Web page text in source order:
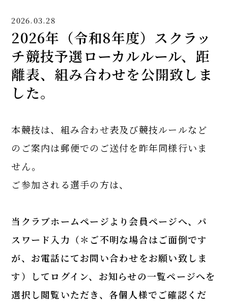
2026.03.28
2026年（令和8年度）スクラッ
チ競技予選ローカルルール、距
離表、組み合わせを公開致しま
した。
本競技は、組み合わせ表及び競技ルールなど
のご案内は郵便でのご送付を昨年同様行いま
せん。
ご参加される選手の方は、
当クラブホームページより会員ページへ、パ
スワード入力（＊ご不明な場合はご面倒です
が、お電話にてお問い合わせをお願い致しま
す）してログイン、お知らせの一覧ページへを
選択し閲覧いただき、各個人様でご確認くだ